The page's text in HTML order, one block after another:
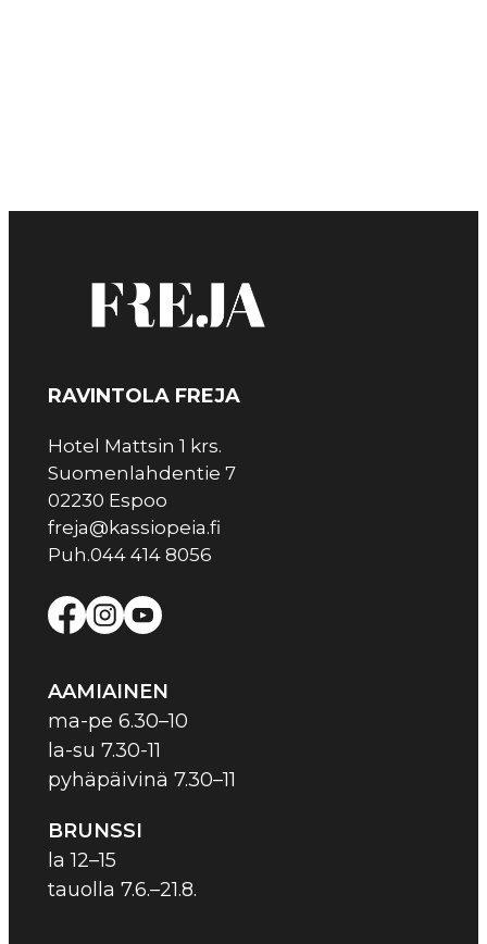
RAVINTOLA FREJA
Hotel Mattsin 1 krs.
Suomenlahdentie 7
02230 Espoo
freja@kassiopeia.fi
Puh.044 414 8056
AAMIAINEN
ma-pe 6.30–10
la-su 7.30-11
pyhäpäivinä 7.30–11
BRUNSSI
la 12–15
tauolla 7.6.–21.8.